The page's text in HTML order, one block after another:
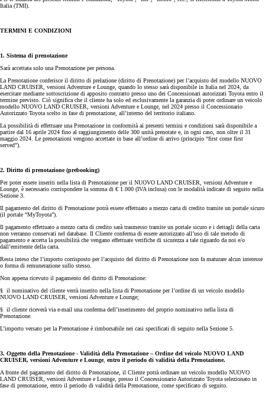
Italia (TMI).
TERMINI E CONDIZIONI
1. Sistema di prenotazione
Sarà accettata solo una Prenotazione per persona.
La Prenotazione conferisce il diritto di prelazione (diritto di Prenotazione) per l’acquisto del modello NUOVO
LAND CRUISER, versioni Adventure e Lounge, quando lo stesso sarà disponibile in Italia nel 2024, da
esercitare mediante sottoscrizione di apposito contratto presso uno dei Concessionari autorizzati Toyota entro il
termine previsto. Ciò significa che il cliente ha solo ed esclusivamente la garanzia di poter ordinare un veicolo
modello NUOVO LAND CRUISER, versioni Adventure e Lounge, nel 2024 presso il Concessionario
Autorizzato Toyota scelto in fase di prenotazione, all’interno del territorio italiano.
La possibilità di effettuare una Prenotazione in conformità ai presenti termini e condizioni sarà disponibile a
partire dal 16 aprile 2024 fino al raggiungimento delle 300 unità prenotate e, in ogni caso, non oltre il 31
maggio 2024. Le prenotazioni vengono accettate in base all’ordine di arrivo (principio “first come first
served”).
2. Diritto di prenotazione (prebooking)
Per poter essere inseriti nella lista di Prenotazione per il NUOVO LAND CRUISER, versioni Adventure e
Lounge, è necessario corrispondere la somma di € 1.000 (IVA inclusa) con le modalità indicate di seguito nella
Sezione 3.
Il pagamento del diritto di Prenotazione potrà essere effettuato a mezzo carta di credito tramite un portale sicuro
(il portale “MyToyota”).
Il pagamento effettuato a mezzo carta di credito sarà trasmesso tramite un portale sicuro e i dettagli della carta
non verranno conservati nel database. Il Cliente conferma di essere autorizzato all’uso di tale metodo di
pagamento e accetta la possibilità che vengano effettuate verifiche di sicurezza a tale riguardo da noi e/o
dall’emittente della carta.
Resta inteso che l’importo corrisposto per l’acquisto del diritto di Prenotazione non fa maturare alcun interesse
o forma di remunerazione sullo stesso.
Non appena ricevuto il pagamento del diritto di Prenotazione:
§ il nominativo del cliente verrà inserito nella lista di Prenotazione per l’ordine di un veicolo modello
NUOVO LAND CRUISER, versioni Adventure e Lounge;
§ il cliente riceverà via e-mail una conferma dell’inserimento del proprio nominativo nella lista di
Prenotazione.
L’importo versato per la Prenotazione è rimborsabile nei casi specificati di seguito nella Sezione 5.
3. Oggetto della Prenotazione - Validità della Prenotazione – Ordine del veicolo NUOVO LAND
CRUISER, versioni Adventure e Lounge, entro il periodo di validità della Prenotazione.
A fronte del pagamento del diritto di Prenotazione, il Cliente potrà ordinare un veicolo modello NUOVO
LAND CRUISER, versioni Adventure e Lounge, presso il Concessionario Autorizzato Toyota selezionato in
fase di prenotazione, entro il periodo di validità della Prenotazione, come specificato di seguito.